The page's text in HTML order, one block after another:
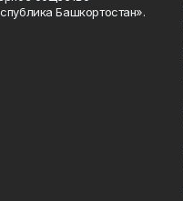
Башкортостан».